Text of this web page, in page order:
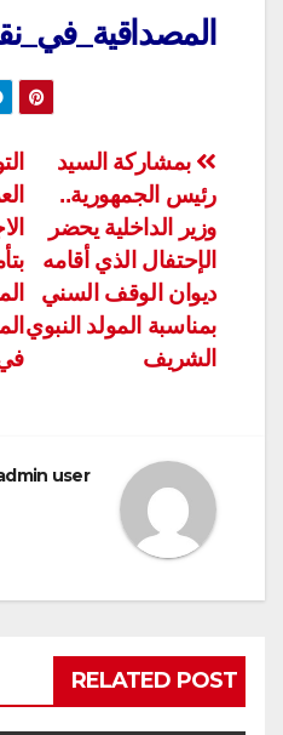
تصفّح
المقالات
بمشاركة السيد
رئيس الجمهورية..
وزير الداخلية يحضر
الإحتفال الذي أقامه
ديوان الوقف السني
بمناسبة المولد النبوي
الشريف
user
RELATED POST